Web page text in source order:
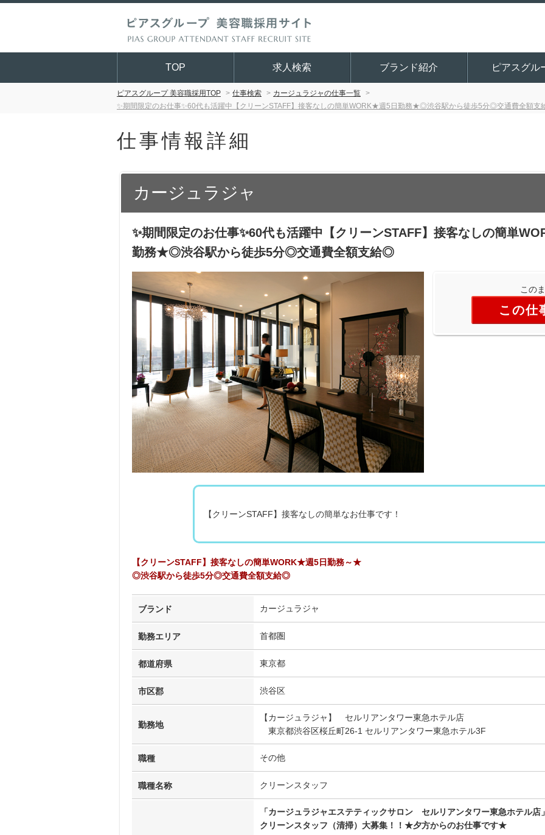
TOP 求人検索 ブランド紹介 ピアスグル
ピアスグループ 美容職採用TOP 仕事検索
カージュラジャの仕事一覧
✨期間限定のお仕事✨60代も活躍中【クリーンSTAFF】接客なしの簡単WORK★週5日勤務★◎渋谷駅から徒歩5分◎交通費全額
仕事情報詳細
カージュラジャ
✨期間限定のお仕事✨60代も活躍中【クリーンSTAFF】接客なしの簡単
勤務★◎渋谷駅から徒歩5分◎交通費全額支給◎
この
この仕
【クリーンSTAFF】接客なしの簡単なお仕事です！
【クリーンSTAFF】接客なしの簡単WORK★週5日勤務～★
◎渋谷駅から徒歩5分◎交通費全額支給◎
ブランド カージュラジャ
勤務エリア 首都圏
都道府県 東京都
市区郡 渋谷区
勤務地
【カージュラジャ】 セルリアンタワー東急ホテル店
東京都渋谷区桜丘町26-1 セルリアンタワー東急ホテル3F
職種 その他
職種名称 クリーンスタッフ
「カージュラジャエステティックサロン セルリアンタワー東急ホテル店
クリーンスタッフ（清掃）大募集！！★夕方からのお仕事です★